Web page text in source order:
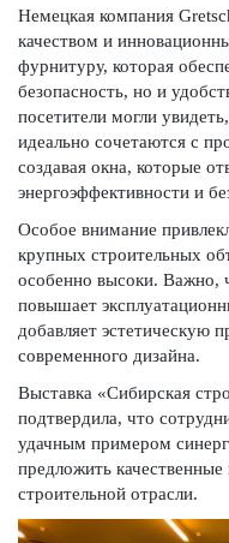
Немецкая компания
качеством и
фурнитуру, которая
безопасность, но и
посетители могли
идеально сочетаются с
создавая окна, которые
энергоэффективности и
Особое внимание
крупных строительных
особенно высоки. Важно,
повышает
добавляет эстетическую
современного дизайна.
Выставка «Сибирская
подтвердила, что
удачным примером
предложить
строительной отрасли.